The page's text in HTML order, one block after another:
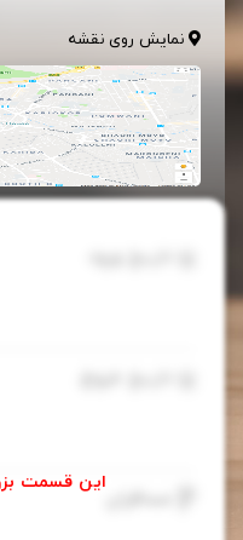
نمایش روی نقشه